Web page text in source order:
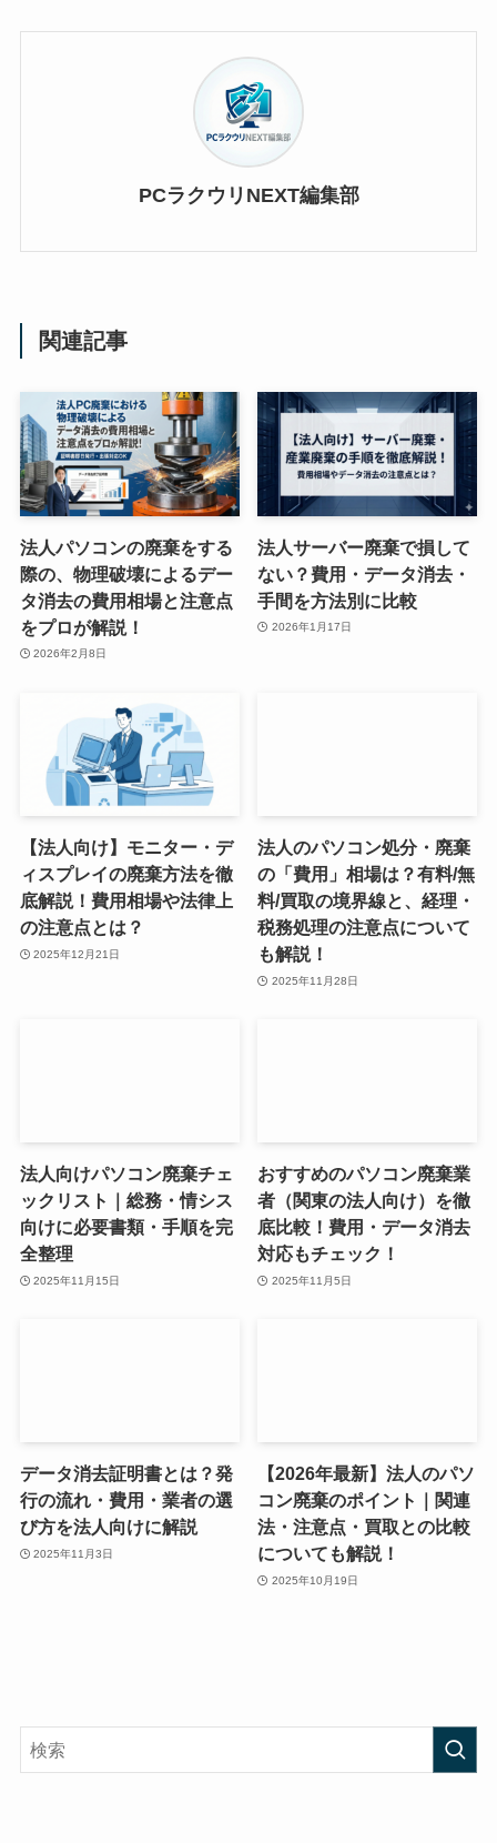
PCラクウリNEXT編集部
関連記事
法人パソコンの廃棄をする
際の、物理破壊によるデー
タ消去の費用相場と注意点
をプロが解説！
2026年2月8日
法人サーバー廃棄で損して
ない？費用・データ消去・
手間を方法別に比較
2026年1月17日
【法人向け】モニター・デ
ィスプレイの廃棄方法を徹
底解説！費用相場や法律上
の注意点とは？
2025年12月21日
法人のパソコン処分・廃棄
の「費用」相場は？有料/無
料/買取の境界線と、経理・
税務処理の注意点について
も解説！
2025年11月28日
法人向けパソコン廃棄チェ
ックリスト｜総務・情シス
向けに必要書類・手順を完
全整理
2025年11月15日
おすすめのパソコン廃棄業
者（関東の法人向け）を徹
底比較！費用・データ消去
対応もチェック！
2025年11月5日
データ消去証明書とは？発
行の流れ・費用・業者の選
び方を法人向けに解説
2025年11月3日
【2026年最新】法人のパソ
コン廃棄のポイント｜関連
法・注意点・買取との比較
についても解説！
2025年10月19日